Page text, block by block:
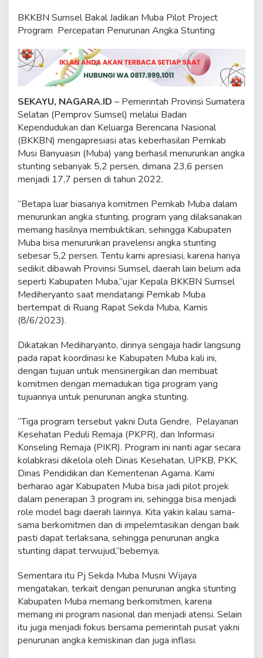
a
r
h
C
a
a
i
a
n
T
e
r
i
g
g
i
P
e
n
u
r
u
n
a
n
k
a
S
t
n
t
i
n
g
d
S
u
m
s
l
BKKBN Sumsel Bakal Jadikan Muba Pilot Project
Program Percepatan Penurunan Angka Stunting
SEKAYU, NAGARA.ID – Pemerintah Provinsi Sumatera
Selatan (Pemprov Sumsel) melalui Badan
Kependudukan dan Keluarga Berencana Nasional
(BKKBN) mengapresiasi atas keberhasilan Pemkab
Musi Banyuasin (Muba) yang berhasil menurunkan angka
stunting sebanyak 5,2 persen, dimana 23,6 persen
menjadi 17,7 persen di tahun 2022.
“Betapa luar biasanya komitmen Pemkab Muba dalam
menurunkan angka stunting, program yang dilaksanakan
memang hasilnya membuktikan, sehingga Kabupaten
Muba bisa menurunkan pravelensi angka stunting
sebesar 5,2 persen. Tentu kami apresiasi, karena hanya
sedikit dibawah Provinsi Sumsel, daerah lain belum ada
seperti Kabupaten Muba,”ujar Kepala BKKBN Sumsel
Mediheryanto saat mendatangi Pemkab Muba
bertempat di Ruang Rapat Sekda Muba, Kamis
(8/6/2023).
Dikatakan Mediharyanto, dirinya sengaja hadir langsung
pada rapat koordinasi ke Kabupaten Muba kali ini,
dengan tujuan untuk mensinergikan dan membuat
komitmen dengan memadukan tiga program yang
tujuannya untuk penurunan angka stunting.
“Tiga program tersebut yakni Duta Gendre, Pelayanan
Kesehatan Peduli Remaja (PKPR), dan Informasi
Konseling Remaja (PIKR). Program ini nanti agar secara
kolabkrasi dikelola oleh Dinas Kesehatan, UPKB, PKK,
Dinas Pendidikan dan Kementerian Agama. Kami
berharao agar Kabupaten Muba bisa jadi pilot projek
dalam penerapan 3 program ini, sehingga bisa menjadi
role model bagi daerah lainnya. Kita yakin kalau sama-
sama berkomitmen dan di impelemtasikan dengan baik
pasti dapat terlaksana, sehingga penurunan angka
stunting dapat terwujud,”bebernya.
Sementara itu Pj Sekda Muba Musni Wijaya
mengatakan, terkait dengan penurunan angka stunting
Kabupaten Muba memang berkomitmen, karena
memang ini program nasional dan menjadi atensi. Selain
itu juga menjadi fokus bersama pemerintah pusat yakni
penurunan angka kemiskinan dan juga inflasi.